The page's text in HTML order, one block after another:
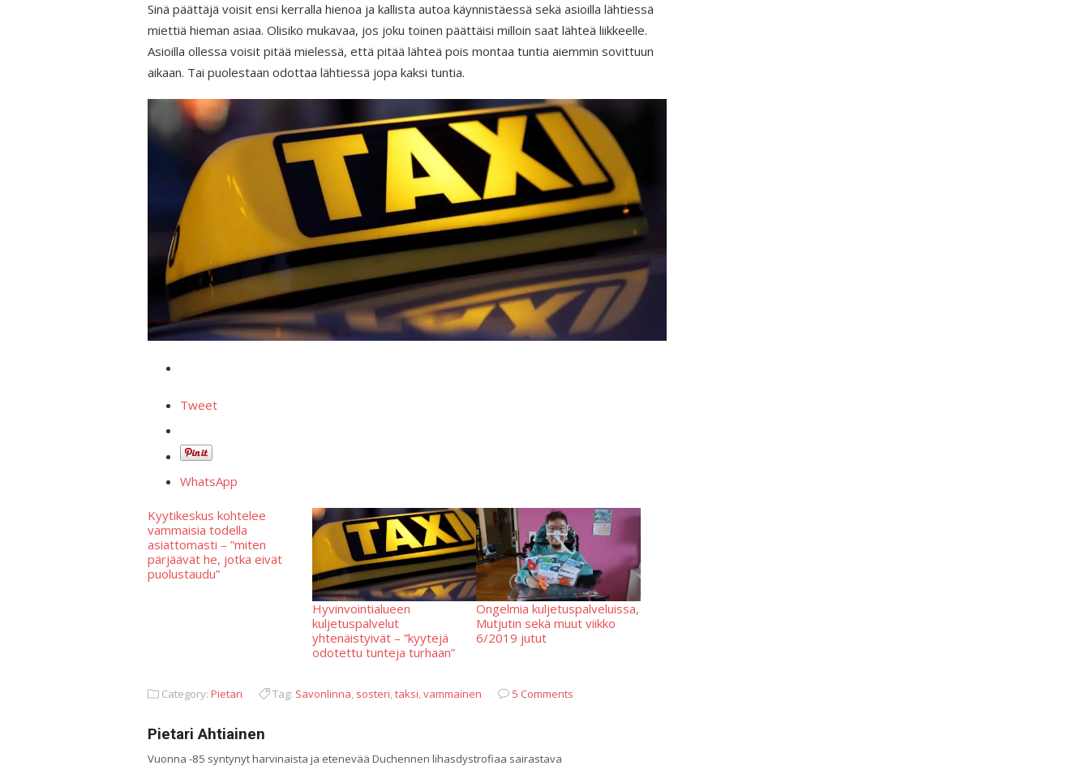
Sinä päättäjä voisit ensi kerralla hienoa ja kallista autoa käynnistäessä sekä asioilla lähtiessä
miettiä hieman asiaa. Olisiko mukavaa, jos joku toinen päättäisi milloin saat lähteä liikkeelle.
Asioilla ollessa voisit pitää mielessä, että pitää lähteä pois montaa tuntia aiemmin sovittuun
aikaan. Tai puolestaan odottaa lähtiessä jopa kaksi tuntia.
Tweet
WhatsApp
Kyytikeskus kohtelee
vammaisia todella
asiattomasti – ”miten
pärjäävät he, jotka eivät
puolustaudu”
Hyvinvointialueen
kuljetuspalvelut
yhtenäistyivät – ”kyytejä
odotettu tunteja turhaan”
Ongelmia kuljetuspalveluissa,
Mutjutin sekä muut viikko
6/2019 jutut
Category: Pietari Tag: Savonlinna, sosteri,taksi,vammainen 5 Comments
Pietari Ahtiainen
Vuonna -85 syntynyt harvinaista ja etenevää Duchennen lihasdystrofiaa sairastava